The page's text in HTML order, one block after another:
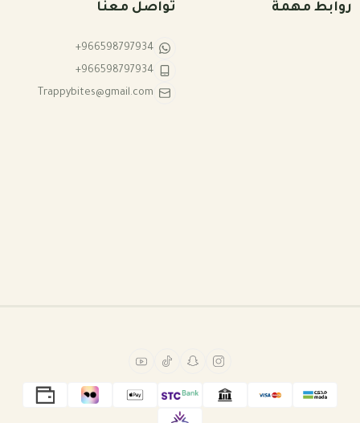
روابط مهمة تواصل معنا
+966598797934
+966598797934
Trappybites@gmail.com